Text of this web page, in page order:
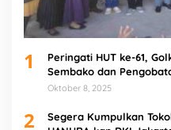
1
Peringati HUT ke-61,
Sembako dan
Oktober 8, 2025
2
Segera Kumpulkan